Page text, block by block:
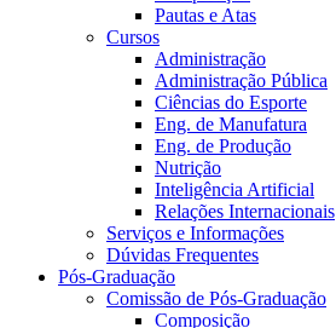
Pautas e Atas
Cursos
Administração
Administração Pública
Ciências do Esporte
Eng. de Manufatura
Eng. de Produção
Nutrição
Inteligência Artificial
Relações Internacionais
Serviços e Informações
Dúvidas Frequentes
Pós-Graduação
Comissão de Pós-Graduação
Composição